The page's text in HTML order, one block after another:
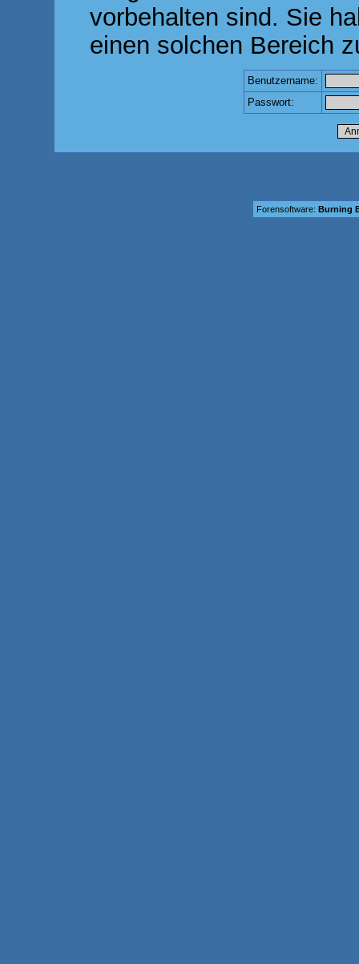
vorbehalten sind. Sie
einen solchen Bereich
Benutzername:
Passwort:
Forensoftware: Burning